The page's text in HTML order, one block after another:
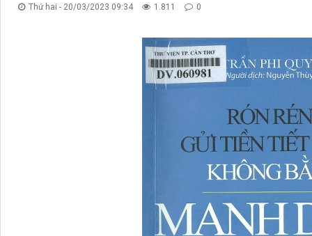
Thứ hai - 20/03/2023 09:34 1.811 0